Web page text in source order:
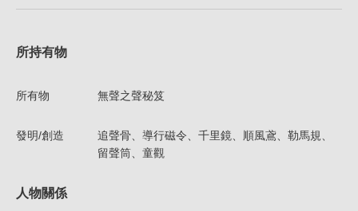
所持有物
所有物 無聲之聲秘笈
發明/創造
追聲骨、導行磁令、千里鏡、順風鳶、勒馬規、
留聲筒、童觀
人物關係